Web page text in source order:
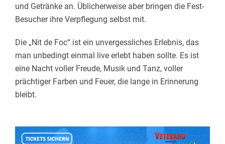
und Getränke an. Üblicherweise aber bringen die Fest-
Besucher ihre Verpflegung selbst mit.
Die „Nit de Foc“ ist ein unvergessliches Erlebnis, das
man unbedingt einmal live erlebt haben sollte. Es ist
eine Nacht voller Freude, Musik und Tanz, voller
prächtiger Farben und Feuer, die lange in Erinnerung
bleibt.